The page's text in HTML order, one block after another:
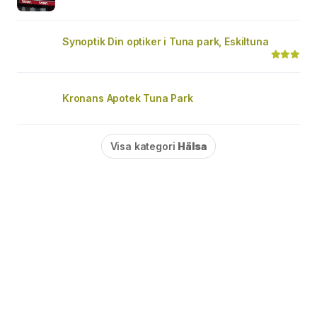
Synoptik Din optiker i Tuna park, Eskiltuna
Kronans Apotek Tuna Park
Visa kategori Hälsa